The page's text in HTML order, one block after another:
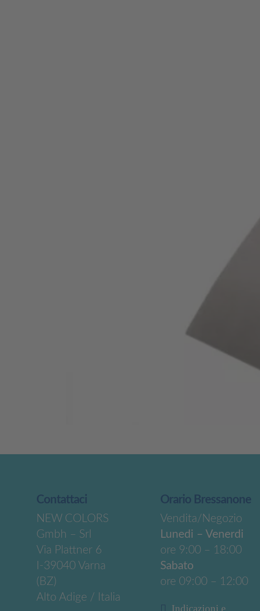
Contattaci
NEW COLORS
Gmbh – Srl
Via Plattner 6
I-39040 Varna
(BZ)
Alto Adige / Italia
Orario Bressanone
Vendita/Negozio
Lunedi – Venerdi
ore 9:00 – 18:00
Sabato
ore 09:00 – 12:00
Indicazioni e